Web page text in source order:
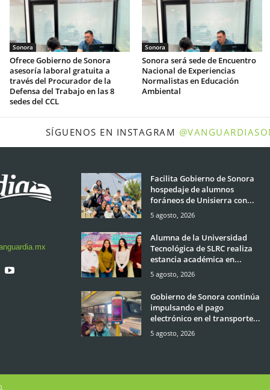
Sonora
Ofrece Gobierno de Sonora
asesoría laboral gratuita a
través del Procurador de la
Defensa del Trabajo en las 8
sedes del CCL
Sonora
Sonora será sede de Encuentro
Nacional de Experiencias
Normalistas en Educación
Ambiental
SÍGUENOS EN INSTAGRAM
Facilita Gobierno de Sonora
hospedaje de alumnos
foráneos de Unisierra con...
5 agosto, 2026
Alumna de la Universidad
Tecnológica de SLRC realiza
estancia académica en...
5 agosto, 2026
Gobierno de Sonora continúa
impulsando el pago
electrónico en el transporte...
5 agosto, 2026